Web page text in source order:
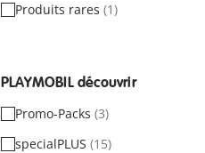
Produits rares (1)
PLAYMOBIL découvrir
Promo-Packs (3)
specialPLUS (15)